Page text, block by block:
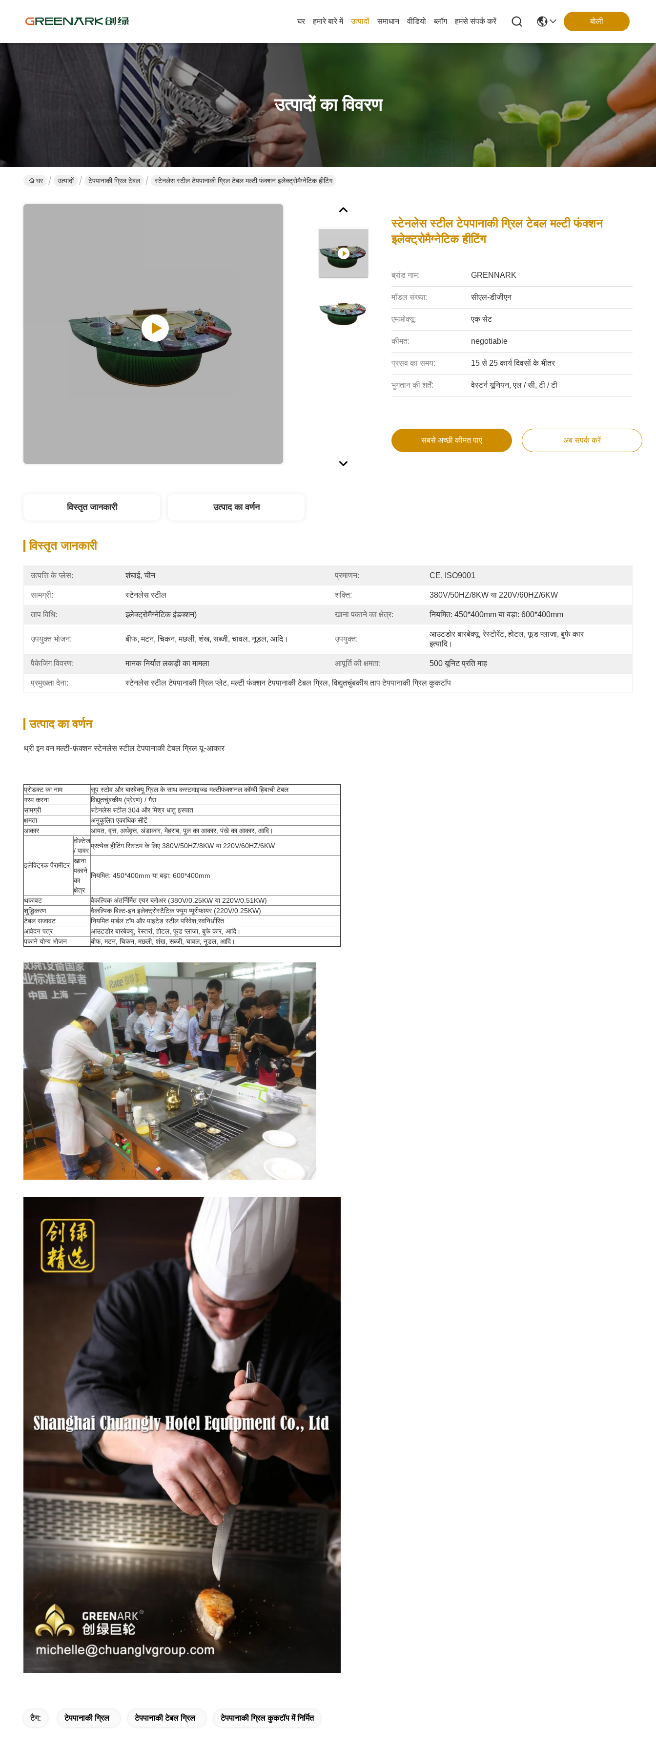
घर हमारे बारे में उत्पादों समाधान वीडियो ब्लॉग हमसे संपर्क करें बोली
उत्पादों का विवरण
घर उत्पादों टेपपानाकी ग्रिल टेबल स्टेनलेस स्टील टेपपानाकी ग्रिल टेबल मल्टी फंक्शन इलेक्ट्रोमैग्नेटिक हीटिंग
स्टेनलेस स्टील टेपपानाकी ग्रिल टेबल मल्टी फंक्शन
इलेक्ट्रोमैग्नेटिक हीटिंग
ब्रांड नाम: GRENNARK
मॉडल संख्या: सीएल-डीजीएन
एमओक्यू: एक सेट
कीमत: negotiable
प्रसव का समय: 15 से 25 कार्य दिवसों के भीतर
भुगतान की शर्तें: वेस्टर्न यूनियन, एल / सी, टी / टी
सबसे अच्छी कीमत पाएं अब संपर्क करें
विस्तृत जानकारी उत्पाद का वर्णन
विस्तृत जानकारी
उत्पत्ति के प्लेस: शंघाई, चीन प्रमाणन: CE, ISO9001
सामग्री: स्टेनलेस स्टील शक्ति: 380V/50HZ/8KW या 220V/60HZ/6KW
ताप विधि: इलेक्ट्रोमैग्नेटिक इंडक्शन) खाना पकाने का क्षेत्र: नियमित: 450*400mm या बड़ा: 600*400mm
उपयुक्त भोजन: बीफ, मटन, चिकन, मछली, शंख, सब्जी, चावल, नूडल, आदि। उपयुक्त:
आउटडोर बारबेक्यू, रेस्टोरेंट, होटल, फूड प्लाजा, बुफे कार
इत्यादि।
पैकेजिंग विवरण: मानक निर्यात लकड़ी का मामला आपूर्ति की क्षमता: 500 यूनिट प्रति माह
प्रमुखता देना: स्टेनलेस स्टील टेपपानाकी ग्रिल प्लेट, मल्टी फंक्शन टेपपानाकी टेबल ग्रिल, विद्युतचुंबकीय ताप टेपपानाकी ग्रिल कुकटॉप
उत्पाद का वर्णन
थ्री इन वन मल्टी-फ़ंक्शन स्टेनलेस स्टील टेपपानाकी टेबल ग्रिल यू-आकार
प्रोडक्ट का नाम
सूप स्टोव और बारबेक्यू ग्रिल के साथ कस्टमाइज्ड मल्टीफंक्शनल कॉम्बी हिबाची टेबल
गरम करना
विद्युतचुंबकीय (प्रेरण) / गैस
सामग्री
स्टेनलेस स्टील 304 और मिश्र धातु इस्पात
क्षमता
अनुकूलित एकाधिक सीटें
आकार
आयत, वृत्त, अर्धवृत्त, अंडाकार, मेहराब, पुल का आकार, पंखे का आकार, आदि।
इलेक्ट्रिक पैरामीटर
वोल्टेज
/ पावर
प्रत्येक हीटिंग सिस्टम के लिए 380V/50HZ/8KW या 220V/60HZ/6KW
खाना
पकाने
का
क्षेत्र
नियमित: 450*400mm या बड़ा: 600*400mm
थकावट
वैकल्पिक अंतर्निर्मित एयर ब्लोअर (380V/0.25KW या 220V/0.51KW)
शुद्धिकरण
वैकल्पिक बिल्ट-इन इलेक्ट्रोस्टैटिक फ्यूम प्यूरीफायर (220V/0.25KW)
टेबल सजावट
नियमित मार्बल टॉप और पाइटेड स्टील परिवेश;स्वनिर्धारित
आवेदन पत्र
आउटडोर बारबेक्यू, रेस्तरां, होटल, फूड प्लाजा, बुफे कार, आदि।
पकाने योग्य भोजन
बीफ, मटन, चिकन, मछली, शंख, सब्जी, चावल, नूडल, आदि।
टैग: टेपपानाकी ग्रिल टेपपानाकी टेबल ग्रिल टेपपानाकी ग्रिल कुकटॉप में निर्मित